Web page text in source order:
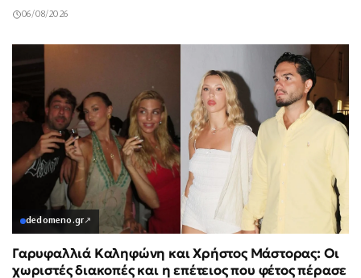
06/08/2026
dedomeno.gr↗
Γαρυφαλλιά Καληφώνη και Χρήστος Μάστορας: Οι
χωριστές διακοπές και η επέτειος που φέτος πέρασε